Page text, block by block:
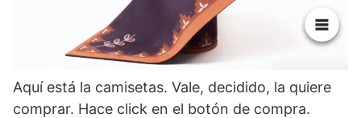
Aquí está la camisetas. Vale, decidido, la quiere
comprar. Hace click en el botón de compra.